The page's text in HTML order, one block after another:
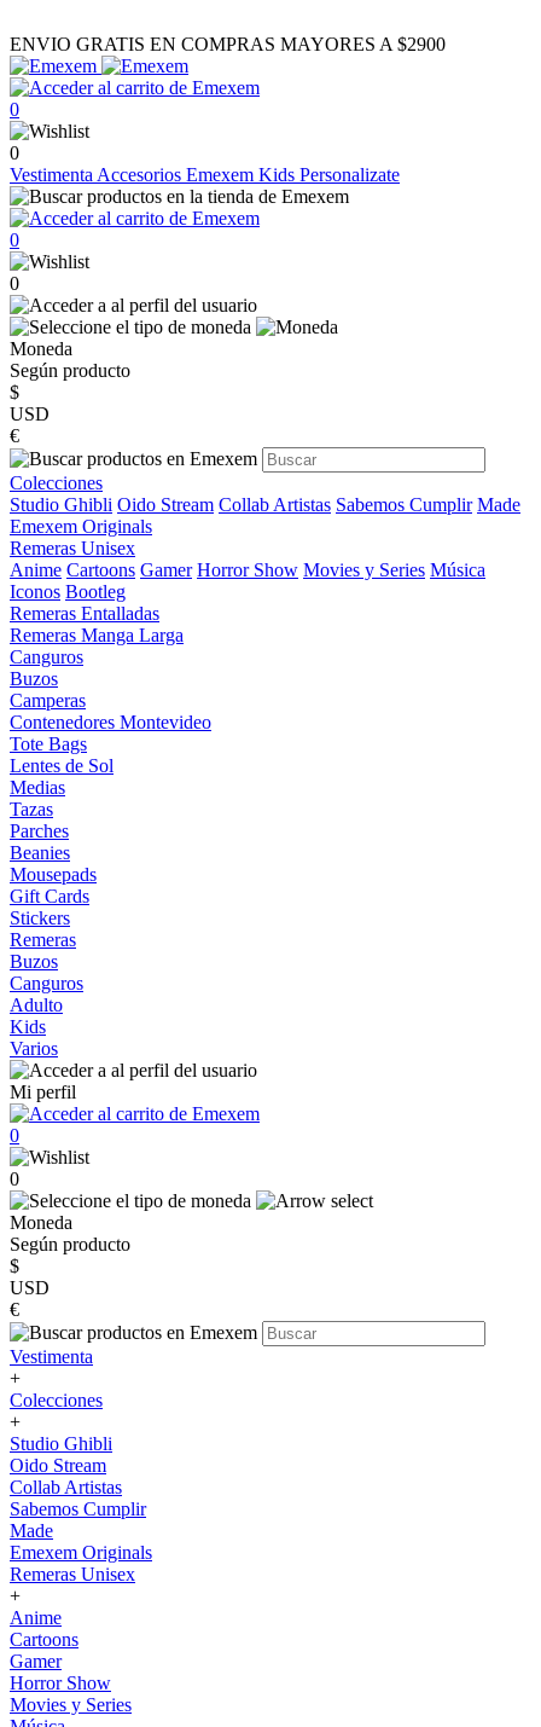
ENVIO GRATIS EN COMPRAS MAYORES A $2900
0
0
Vestimenta Accesorios Emexem Kids Personalizate
0
0
Moneda
Según producto
$
USD
€
Colecciones
Studio Ghibli Oido Stream Collab Artistas Sabemos Cumplir Made
Emexem Originals
Remeras Unisex
Anime Cartoons Gamer Horror Show Movies y Series Música
Iconos Bootleg
Remeras Entalladas
Remeras Manga Larga
Canguros
Buzos
Camperas
Contenedores Montevideo
Tote Bags
Lentes de Sol
Medias
Tazas
Parches
Beanies
Mousepads
Gift Cards
Stickers
Remeras
Buzos
Canguros
Adulto
Kids
Varios
Mi perfil
0
0
Moneda
Según producto
$
USD
€
Vestimenta
+
Colecciones
+
Studio Ghibli
Oido Stream
Collab Artistas
Sabemos Cumplir
Made
Emexem Originals
Remeras Unisex
+
Anime
Cartoons
Gamer
Horror Show
Movies y Series